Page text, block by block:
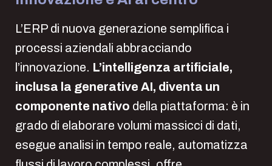
L’ERP di nuova generazione semplifica i
processi aziendali abbracciando
l’innovazione. L’intelligenza artificiale,
inclusa la generative AI, diventa un
componente nativo della piattaforma: è in
grado di elaborare volumi massicci di dati,
esegue analisi in tempo reale, automatizza